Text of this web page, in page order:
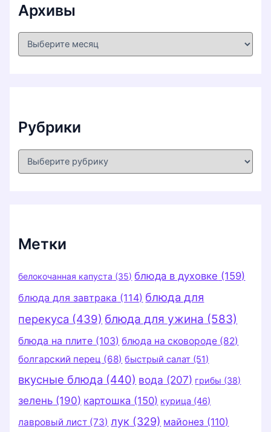
Архивы
А
Рубрики
Р
Метки
белокочанная капуста (35) блюда в духовке (159)
блюда для завтрака (114) блюда для
перекуса (439) блюда для ужина (583)
блюда на плите (103) блюда на сковороде (82)
болгарский перец (68) быстрый салат (51)
вкусные блюда (440) вода (207) грибы (38)
зелень (190) картошка (150) курица (46)
лавровый лист (73) лук (329) майонез (110)